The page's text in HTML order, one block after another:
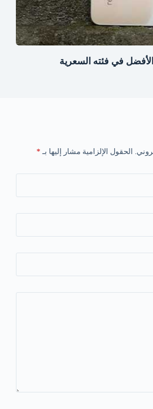
الحقول الإلزامية مشار إليها بـ *